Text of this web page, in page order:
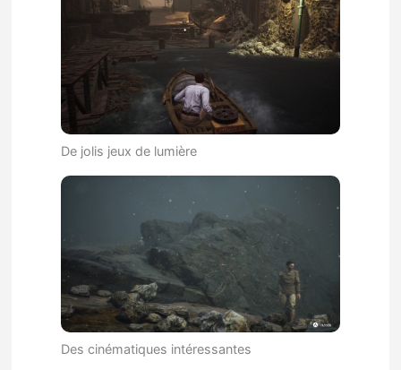
De jolis jeux de lumière
Des cinématiques intéressantes